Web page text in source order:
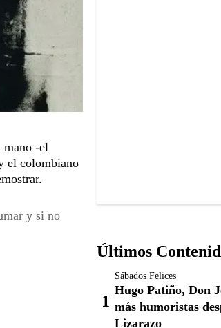
mano -el
el colombiano
y si no
Últimos
Sábados Felices
Hugo Patiño, Don
más humoristas
Lizarazo